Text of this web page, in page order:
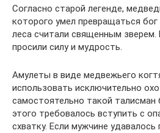
Согласно старой легенде,
которого умел превращаться
леса считали священным зверем.
просили силу и мудрость.
Амулеты в виде медвежьего
использовать исключительно
самостоятельно такой
этого требовалось вступить с
схватку. Если мужчине